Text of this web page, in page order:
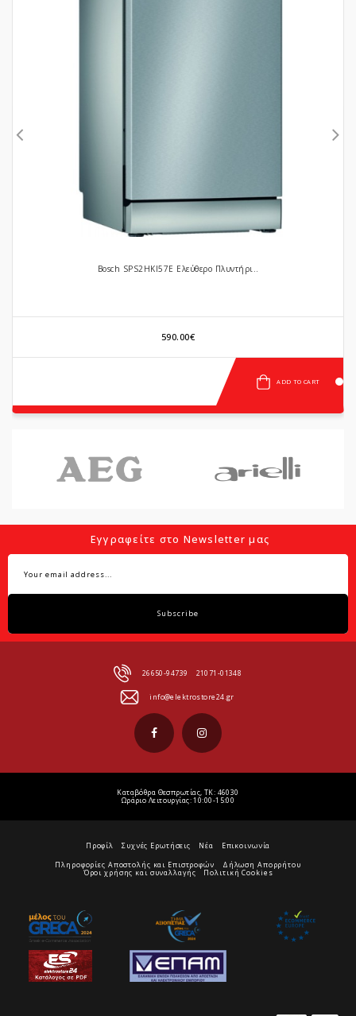
Bosch SPS2HKI57E Ελεύθερο Πλυντήρι..
590.00€
ADD TO CART
Εγγραφείτε στο Newsletter μας
Subscribe
26650-94739 21071-01348
info@elektrostore24.gr
Καταβόθρα Θεσπρωτίας, ΤΚ: 46030
Ωράριο Λειτουργίας: 10:00-15:00
Προφίλ Συχνές Ερωτήσεις Νέα
Επικοινωνία
Πληροφορίες Αποστολής και Επιστροφών
Δήλωση Απορρήτου
Όροι χρήσης και συναλλαγής
Πολιτική Cookies